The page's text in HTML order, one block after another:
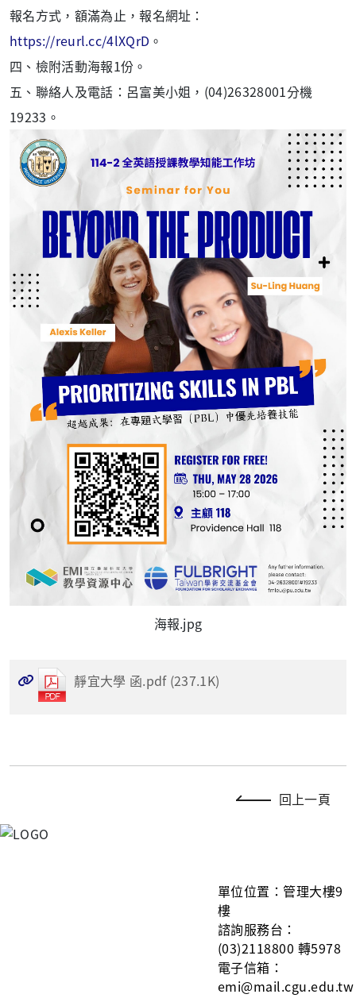
報名方式，額滿為止，報名網址：
https://reurl.cc/4lXQrD 。
四、檢附活動海報1份。
五、聯絡人及電話：呂富美小姐，(04)26328001分機
19233。
海報.jpg
靜宜大學 函.pdf (237.1K)
回上一頁
單位位置：管理大樓9
樓
諮詢服務台：
(03)2118800 轉5978
電子信箱：
emi@mail.cgu.edu.tw